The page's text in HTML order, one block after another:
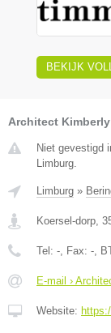
BEKIJK
Architect
Niet gevestigd
Limburg.
Limburg »
Koersel-dorp,
Tel: -, Fax: -,
E-mail ›
Website: